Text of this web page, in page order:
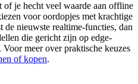
je hecht veel waarde aan offline
voor oordopjes met krachtige
nieuwste realtime-functies, dan
die gericht zijn op edge-
meer over praktische keuzes
of kopen.